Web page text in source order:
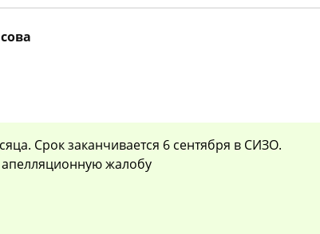
Срок заканчивается 6 сентября в СИЗО.
жалобу